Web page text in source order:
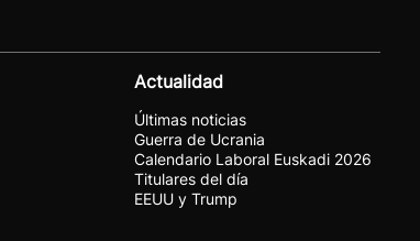
Actualidad
Últimas noticias
Guerra de Ucrania
Calendario Laboral Euskadi 2026
Titulares del día
EEUU y Trump